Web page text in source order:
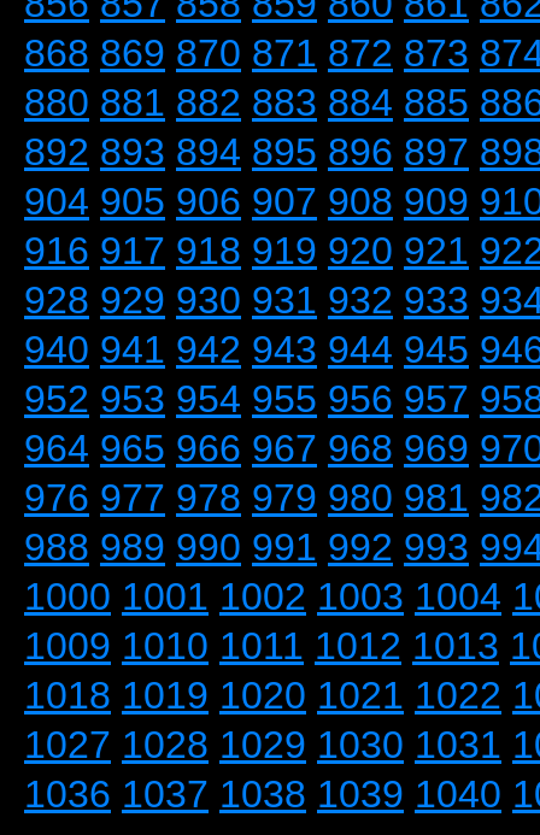
868 869 870 871 872 873
880 881 882 883 884 885
892 893 894 895 896 897
904 905 906 907 908 909
916 917 918 919 920 921
928 929 930 931 932 933
940 941 942 943 944 945
952 953 954 955 956 957
964 965 966 967 968 969
976 977 978 979 980 981
988 989 990 991 992 993
1000 1001 1002 1003 1004
1009 1010 1011 1012 1013
1018 1019 1020 1021 1022
1027 1028 1029 1030 1031
1036 1037 1038 1039 1040